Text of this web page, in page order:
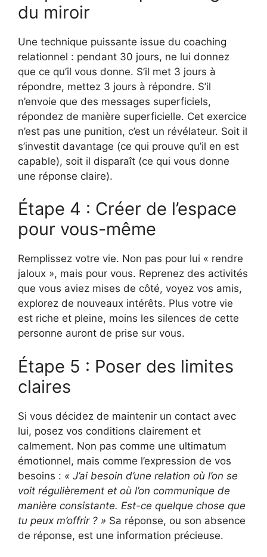
du miroir
Une technique puissante issue du coaching
relationnel : pendant 30 jours, ne lui donnez
que ce qu’il vous donne. S’il met 3 jours à
répondre, mettez 3 jours à répondre. S’il
n’envoie que des messages superficiels,
répondez de manière superficielle. Cet exercice
n’est pas une punition, c’est un révélateur. Soit il
s’investit davantage (ce qui prouve qu’il en est
capable), soit il disparaît (ce qui vous donne
une réponse claire).
Étape 4 : Créer de l’espace
pour vous-même
Remplissez votre vie. Non pas pour lui « rendre
jaloux », mais pour vous. Reprenez des activités
que vous aviez mises de côté, voyez vos amis,
explorez de nouveaux intérêts. Plus votre vie
est riche et pleine, moins les silences de cette
personne auront de prise sur vous.
Étape 5 : Poser des limites
claires
Si vous décidez de maintenir un contact avec
lui, posez vos conditions clairement et
calmement. Non pas comme une ultimatum
émotionnel, mais comme l’expression de vos
besoins : « J’ai besoin d’une relation où l’on se
voit régulièrement et où l’on communique de
manière consistante. Est-ce quelque chose que
tu peux m’offrir ? » Sa réponse, ou son absence
de réponse, est une information précieuse.